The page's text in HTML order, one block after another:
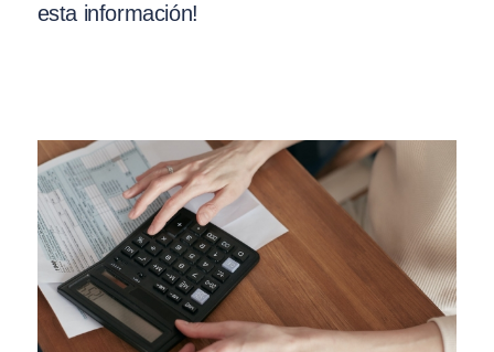
esta información!